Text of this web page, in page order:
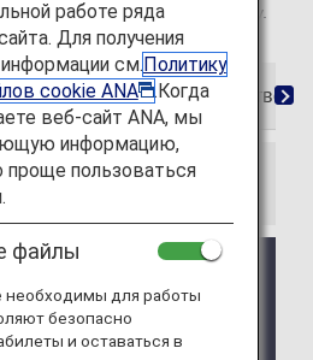
Star Alliance по всему миру.
Требуемое количество
обслуживания
на всех пассажиров в
подать отдельную заявку,
регистрации в аэропорту.
работе ряда
Для получения
см.Политику
cookie ANA
.Когда
веб-сайт ANA, мы
информацию,
пользоваться
файлы
для работы
безопасно
и оставаться в